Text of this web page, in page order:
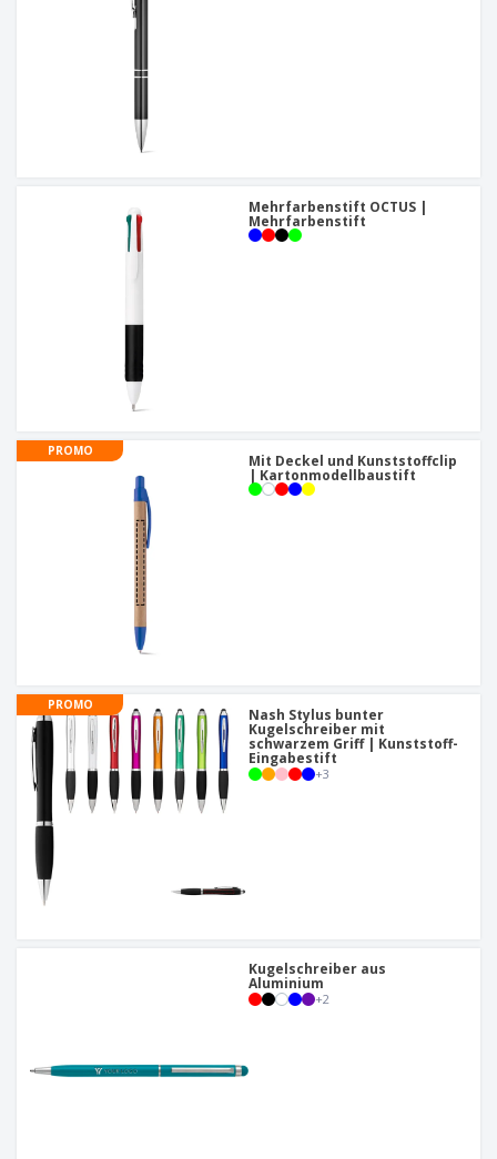
Mehrfarbenstift OCTUS |
Mehrfarbenstift
PROMO
Mit Deckel und Kunststoffclip
| Kartonmodellbaustift
PROMO
Nash Stylus bunter
Kugelschreiber mit
schwarzem Griff | Kunststoff-
Eingabestift
+3
Kugelschreiber aus
Aluminium
+2